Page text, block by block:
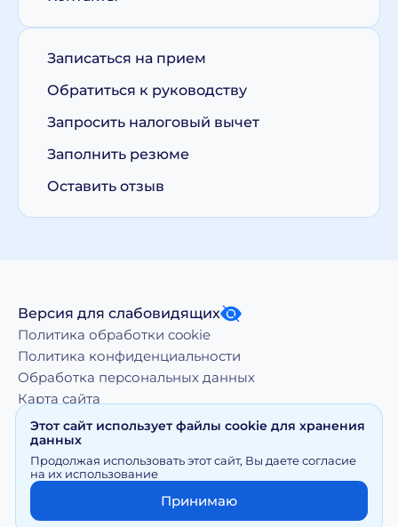
Записаться на прием
Обратиться к руководству
Запросить налоговый вычет
Заполнить резюме
Оставить отзыв
Версия для слабовидящих
Политика обработки cookie
Политика конфиденциальности
Обработка персональных данных
Карта сайта
использование материалов, размещенных на moy-
doktor.org возможно только с письменного разрешения
Правообладателя
Сайт носит исключительно информационный характер и
Этот сайт использует файлы cookie для хранения
данных
Продолжая использовать этот сайт, Вы даете согласие
на их использование
Принимаю